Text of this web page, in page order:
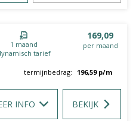
1 maand
tarief
169,09
per maand
termijnbedrag: 196,59 p/m
INFO BEKIJK